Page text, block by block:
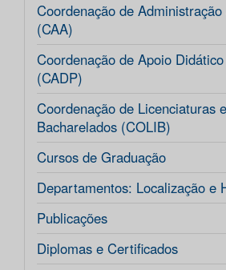
Coordenação de
(CAA)
Coordenação de Apoio
(CADP)
Coordenação de Licenciaturas e
Bacharelados (COLIB)
Cursos de Graduação
Departamentos: Localização e
Publicações
Diplomas e Certificados